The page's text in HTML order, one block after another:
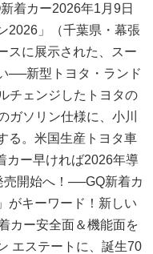
着カー2026年1月9日
2026」（千葉県・幕張
スに展示された、スー
──新型トヨタ・ランド
チェンジしたトヨタの
ガソリン仕様に、小川
る。米国生産トヨタ車
カー早ければ2026年導
売開始へ！──GQ新着カ
がキーワード！新しい
カー安全面＆機能面を
エステートに、誕生70